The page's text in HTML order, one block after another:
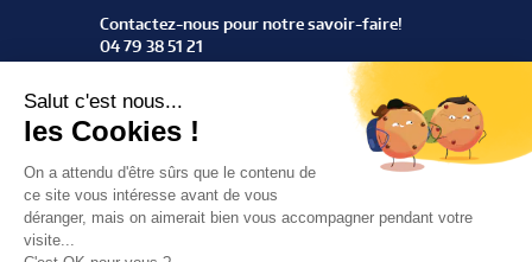
Contactez-nous pour notre savoir-faire!
04 79 38 51 21
ZAC du Rotey
73460 Notre Dame des Millières
Trouvez-nous
ThemeREX